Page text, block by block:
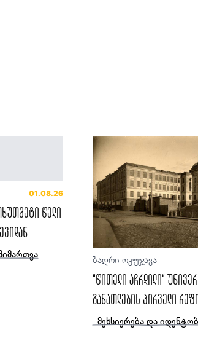
01.08.26
წელი
ბადრი ოყუჯავა
“წითელი აჩრდილი“
განათლების პირველი
მეხსიერება და